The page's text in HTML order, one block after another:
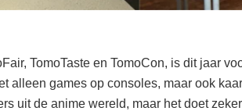
TomoTaste en TomoCon, is dit jaar
alleen games op consoles, maar ook
uit de anime wereld, maar het doet